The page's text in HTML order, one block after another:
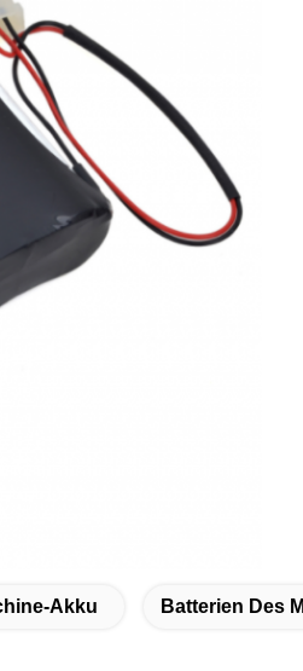
Akku Batterien Des